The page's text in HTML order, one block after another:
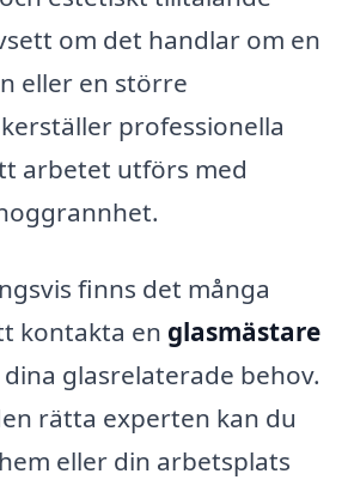
om det handlar om en
eller en större
professionella
arbetet utförs med
finns det många
kontakta en glasmästare
glasrelaterade behov.
rätta experten kan du
eller din arbetsplats